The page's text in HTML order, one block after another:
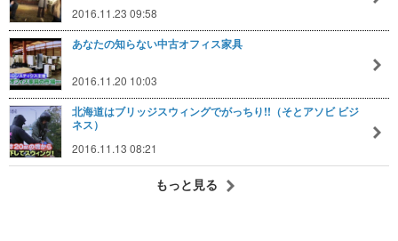
2016.11.23 09:58
あなたの知らない中古オフィス家具
2016.11.20 10:03
北海道はブリッジスウィングでがっちり!!（そとアソビ ビジ
ネス）
2016.11.13 08:21
もっと見る